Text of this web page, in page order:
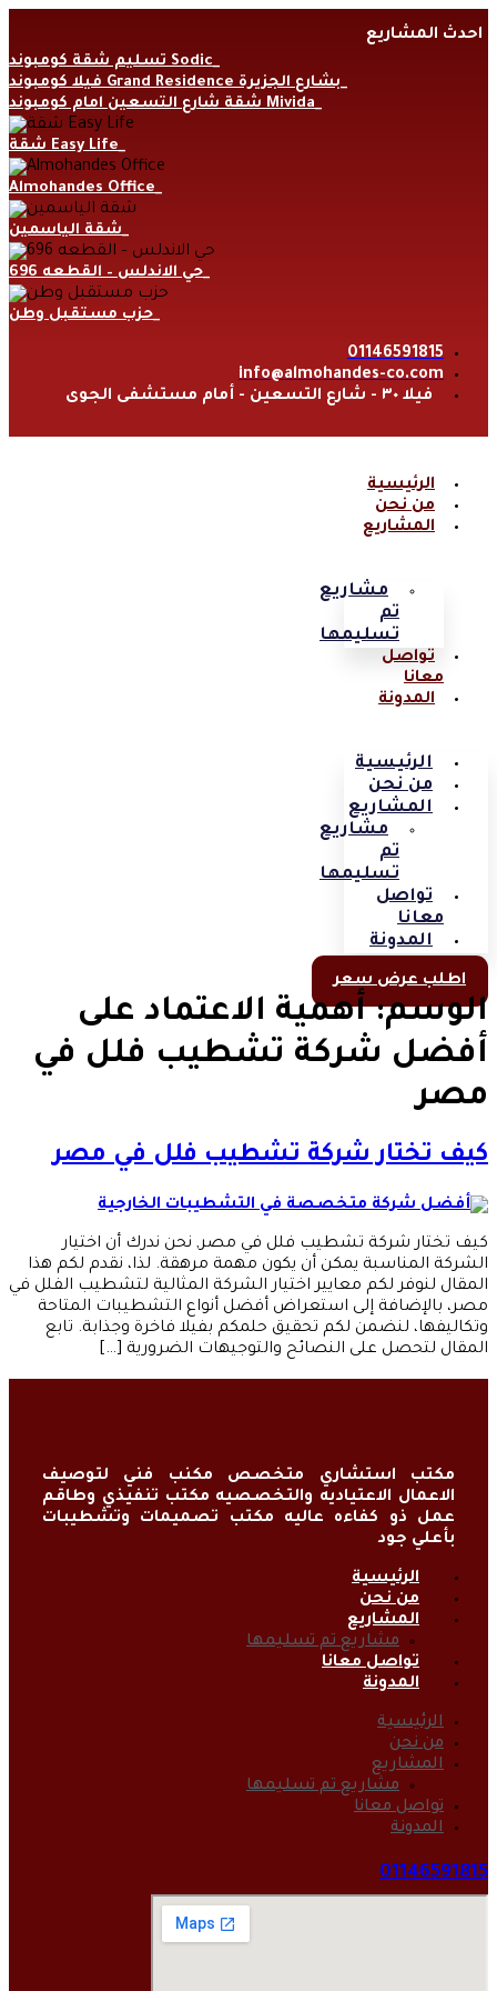
toاحدث المشاريع
تسليم شقة كومبوند Sodic
فيلا كومبوند Grand Residence بشارع الجزيرة
شقة شارع التسعين امام كومبوند Mivida
شقة Easy Life
Almohandes Office
شقة الياسمين
حي الاندلس – القطعه 696
حزب مستقبل وطن
01146591815
info@almohandes-co.com
فيلا ٣٠ - شارع التسعين - أمام مستشفى الجوى
الرئيسية
من نحن
المشاريع
مشاريع
تم
تسليمها
تواصل
معانا
المدونة
الرئيسية
من نحن
المشاريع
مشاريع
تم
تسليمها
تواصل
معانا
المدونة
اطلب عرض سعر
الوسم:أهمية الاعتماد على
أفضل شركة تشطيب فلل في
مصر
كيف تختار شركة تشطيب فلل في مصر
كيف تختار شركة تشطيب فلل في مصر, نحن ندرك أن اختيار
الشركة المناسبة يمكن أن يكون مهمة مرهقة. لذا، نقدم لكم هذا
المقال لنوفر لكم معايير اختيار الشركة المثالية لتشطيب الفلل في
مصر، بالإضافة إلى استعراض أفضل أنواع التشطيبات المتاحة
وتكاليفها، لنضمن لكم تحقيق حلمكم بفيلا فاخرة وجذابة. تابع
المقال لتحصل على النصائح والتوجيهات الضرورية […]
مكتب استشاري متخصص مكنب فني لتوصيف
الاعمال الاعتياديه والتخصصيه مكتب تنفيذي وطاقم
عمل ذو كفاءه عاليه مكتب تصميمات وتشطيبات
بأعلي جود
الرئيسية
من نحن
المشاريع
مشاريع تم تسليمها
تواصل معانا
المدونة
الرئيسية
من نحن
المشاريع
مشاريع تم تسليمها
تواصل معانا
المدونة
01146591815